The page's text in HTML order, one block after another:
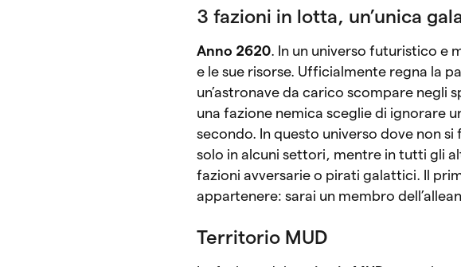
3 fazioni in lotta, un’unica
Anno 2620 . In un universo futuristico e
e le sue risorse. Ufficialmente regna la
un’astronave da carico scompare negli
una fazione nemica sceglie di ignorare
secondo. In questo universo dove non
solo in alcuni settori, mentre in tutti gli
fazioni avversarie o pirati galattici. Il
appartenere: sarai un membro
Territorio MUD